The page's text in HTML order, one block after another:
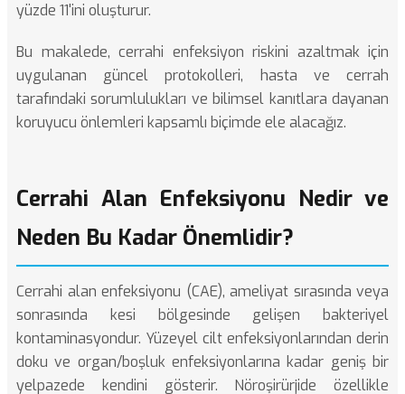
yüzde 11'ini oluşturur.
Bu makalede, cerrahi enfeksiyon riskini azaltmak için
uygulanan güncel protokolleri, hasta ve cerrah
tarafındaki sorumlulukları ve bilimsel kanıtlara dayanan
koruyucu önlemleri kapsamlı biçimde ele alacağız.
Cerrahi Alan Enfeksiyonu Nedir ve
Neden Bu Kadar Önemlidir?
Cerrahi alan enfeksiyonu (CAE), ameliyat sırasında veya
sonrasında kesi bölgesinde gelişen bakteriyel
kontaminasyondur. Yüzeyel cilt enfeksiyonlarından derin
doku ve organ/boşluk enfeksiyonlarına kadar geniş bir
yelpazede kendini gösterir. Nöroşirürjide özellikle